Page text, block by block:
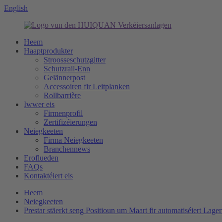
English
Heem
Haaptprodukter
Stroosseschutzgitter
Schutzrail-Enn
Gelännerpost
Accessoiren fir Leitplanken
Rollbarrière
Iwwer eis
Firmenprofil
Zertifizéierungen
Neiegkeeten
Firma Neiegkeeten
Branchennews
Eroflueden
FAQs
Kontaktéiert eis
Heem
Neiegkeeten
Prestar stäerkt seng Positioun um Maart fir automatiséiert